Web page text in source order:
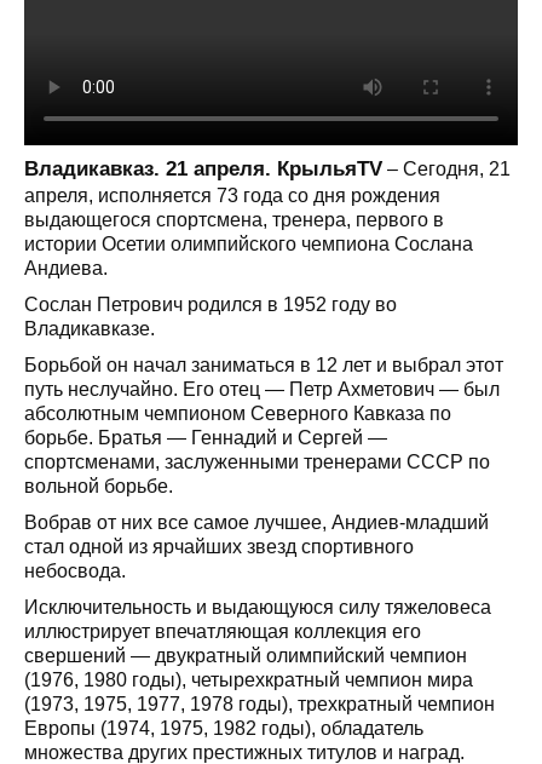
Владикавказ. 21 апреля. КрыльяTV – Сегодня, 21
апреля, исполняется 73 года со дня рождения
выдающегося спортсмена, тренера, первого в
истории Осетии олимпийского чемпиона Сослана
Андиева.
Сослан Петрович родился в 1952 году во
Владикавказе.
Борьбой он начал заниматься в 12 лет и выбрал этот
путь неслучайно. Его отец — Петр Ахметович — был
абсолютным чемпионом Северного Кавказа по
борьбе. Братья — Геннадий и Сергей —
спортсменами, заслуженными тренерами СССР по
вольной борьбе.
Вобрав от них все самое лучшее, Андиев-младший
стал одной из ярчайших звезд спортивного
небосвода.
Исключительность и выдающуюся силу тяжеловеса
иллюстрирует впечатляющая коллекция его
свершений — двукратный олимпийский чемпион
(1976, 1980 годы), четырехкратный чемпион мира
(1973, 1975, 1977, 1978 годы), трехкратный чемпион
Европы (1974, 1975, 1982 годы), обладатель
множества других престижных титулов и наград.